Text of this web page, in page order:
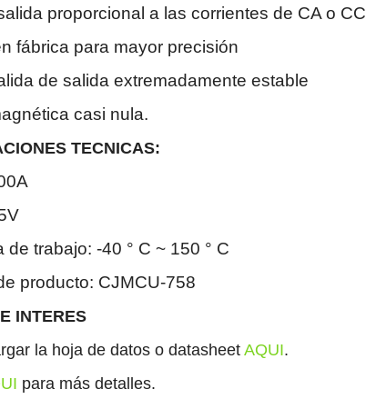
proporcional a las corrientes de CA o CC
fábrica para mayor precisión
de salida extremadamente estable
casi nula.
TECNICAS:
de trabajo: -40 ° C ~ 150 ° C
producto: CJMCU-758
INTERES
la hoja de datos o datasheet AQUI.
para más detalles.